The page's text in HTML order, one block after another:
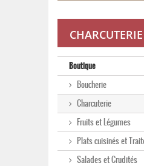
CHARCUTERIE
Boutique
Boucherie
Charcuterie
Fruits et Légumes
Plats cuisinés et
Salades et Crudités